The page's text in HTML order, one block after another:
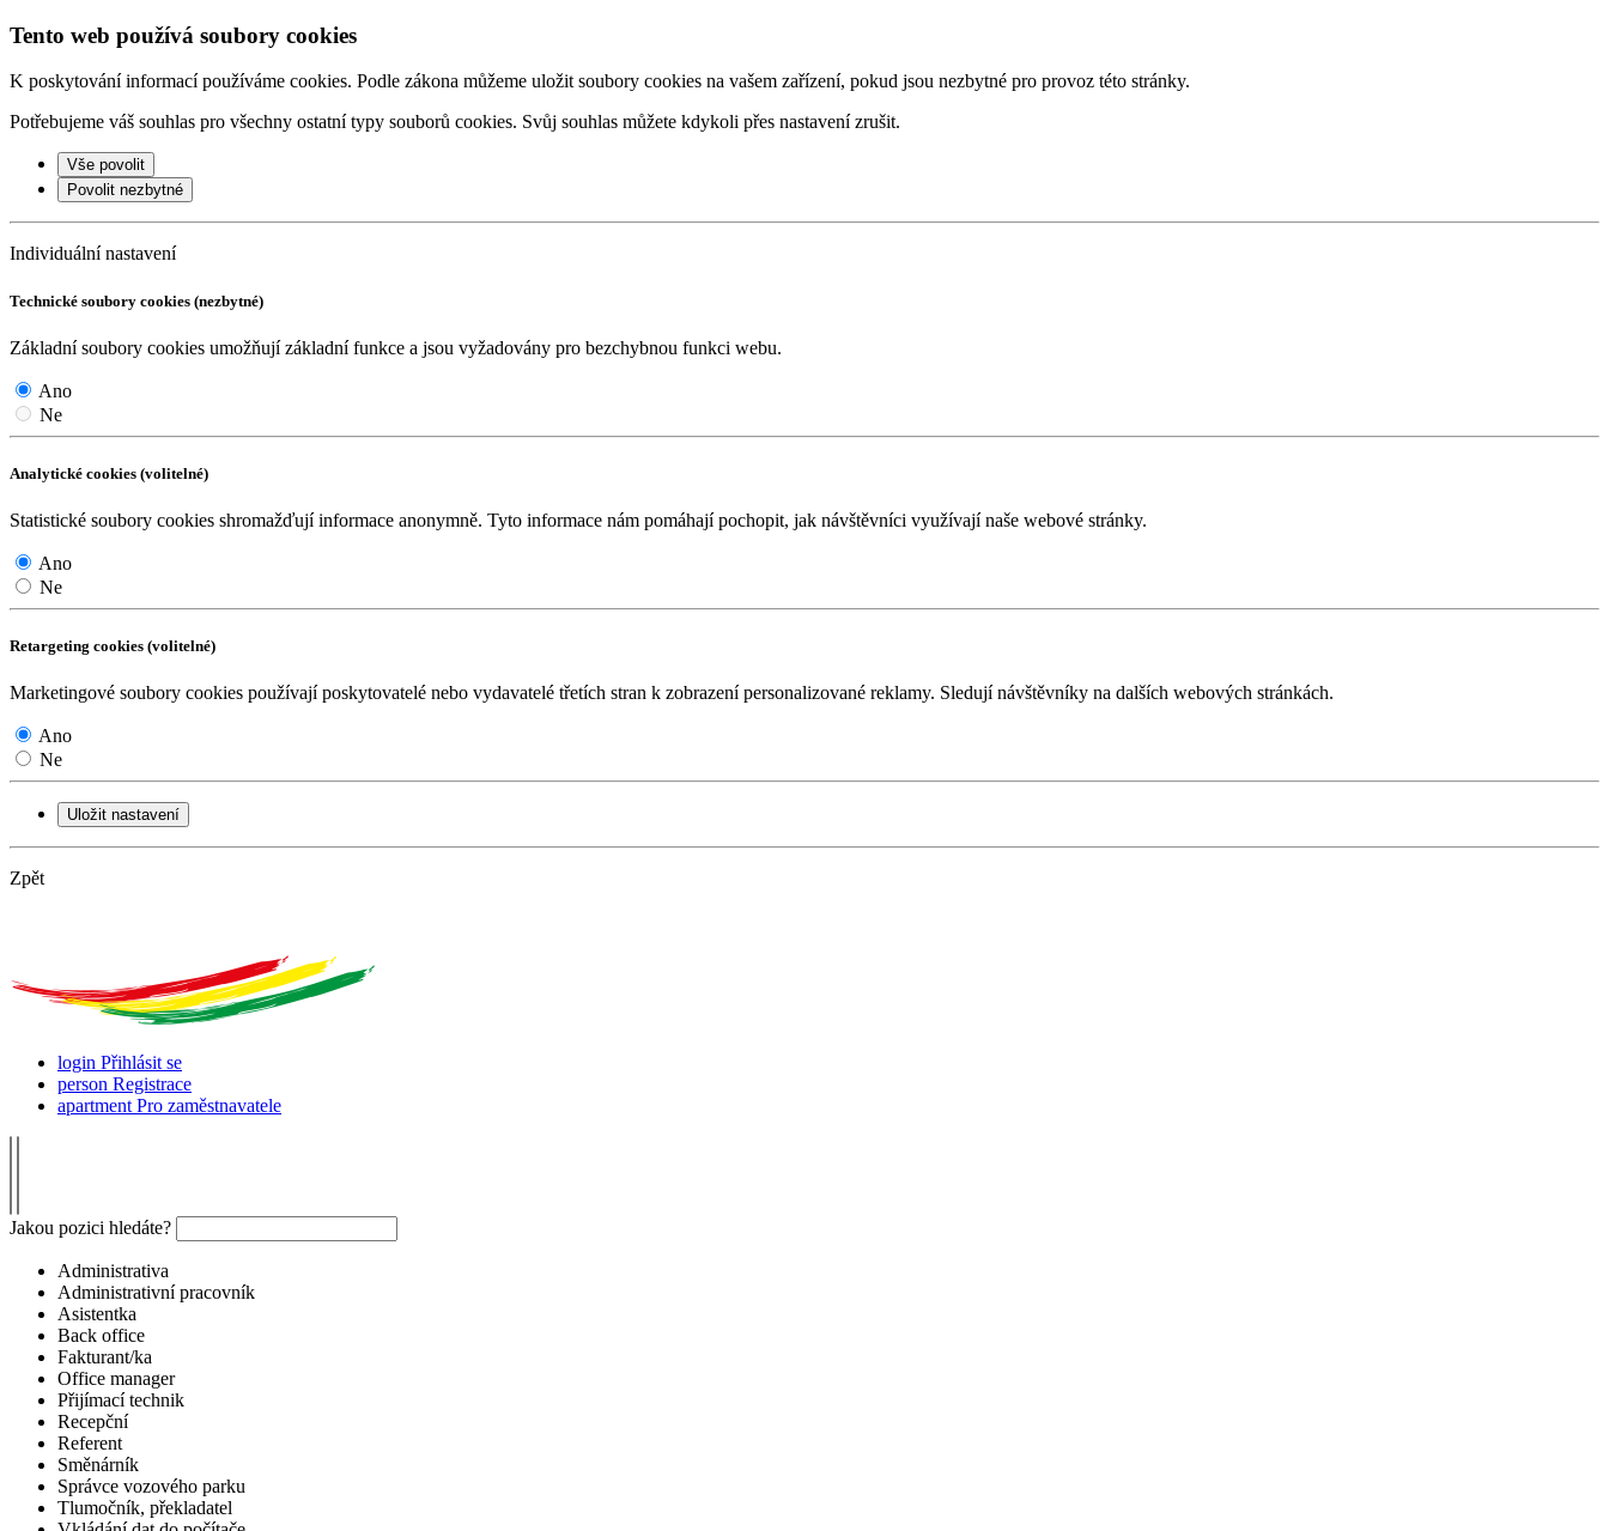
Tento web používá soubory cookies
K poskytování informací používáme cookies. Podle zákona můžeme uložit soubory cookies na vašem zařízení, pokud jsou nezbytné pro provoz této stránky.
Potřebujeme váš souhlas pro všechny ostatní typy souborů cookies. Svůj souhlas můžete kdykoli přes nastavení zrušit.
Vše povolit
Povolit nezbytné
Individuální nastavení
Technické soubory cookies (nezbytné)
Základní soubory cookies umožňují základní funkce a jsou vyžadovány pro bezchybnou funkci webu.
Ano
Ne
Analytické cookies (volitelné)
Statistické soubory cookies shromažďují informace anonymně. Tyto informace nám pomáhají pochopit, jak návštěvníci využívají naše webové stránky.
Ano
Ne
Retargeting cookies (volitelné)
Marketingové soubory cookies používají poskytovatelé nebo vydavatelé třetích stran k zobrazení personalizované reklamy. Sledují návštěvníky na dalších webových stránkách.
Ano
Ne
Uložit nastavení
Zpět
login Přihlásit se
person Registrace
apartmentPro zaměstnavatele
Jakou pozici hledáte?
Administrativa
Administrativní pracovník
Asistentka
Back office
Fakturant/ka
Office manager
Přijímací technik
Recepční
Referent
Směnárník
Správce vozového parku
Tlumočník, překladatel